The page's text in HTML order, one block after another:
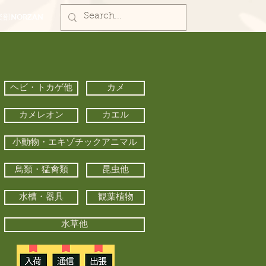
ヘビ・トカゲ他 カメ
カメレオン カエル
小動物・エキゾチックアニマル
鳥類・猛禽類 昆虫他
水槽・器具 観葉植物
水草他